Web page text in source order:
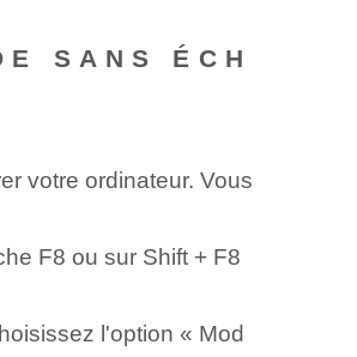
SANS ÉCH
votre ordinateur. Vous
F8 ou sur Shift + F8
l'option « Mod